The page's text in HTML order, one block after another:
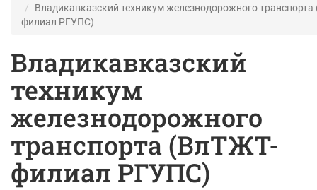
Владикавказский техникум железнодорожного
филиал РГУПС)
Владикавказский
техникум
железнодорожного
транспорта (ВлТЖТ-
филиал РГУПС)